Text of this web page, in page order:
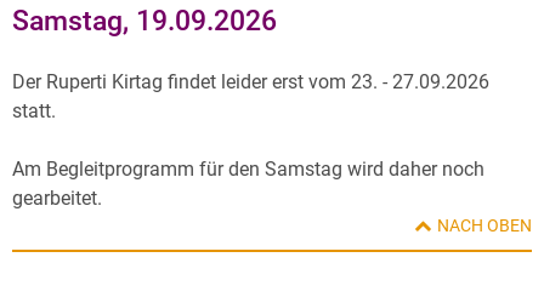
Samstag, 19.09.2026
Der Ruperti Kirtag findet leider erst vom 23. - 27.09.2026
statt.
Am Begleitprogramm für den Samstag wird daher noch
gearbeitet.
NACH OBEN